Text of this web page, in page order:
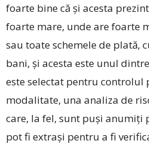
foarte bine că și acesta
foarte mare, unde are foarte
sau toate schemele de plată,
bani, și acesta este unul
este selectat pentru controlul
modalitate, una analiza de
care, la fel, sunt puși
pot fi extrași pentru a fi